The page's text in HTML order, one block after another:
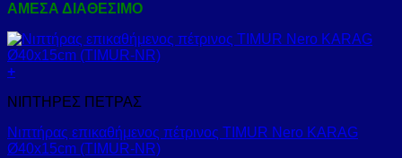
ΑΜΕΣΑ ΔΙΑΘΕΣΙΜΟ
+
ΝΙΠΤΗΡΕΣ ΠΕΤΡΑΣ
Νιπτήρας επικαθήμενος πέτρινος TIMUR Nero KARAG
Ø40x15cm (TIMUR-NR)